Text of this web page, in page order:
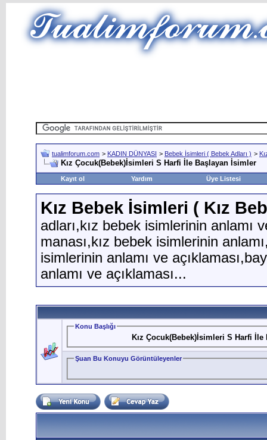
tualimforum.com > KADIN DÜNYASI > Bebek İsimleri ( Bebek Adları ) >
Kız Çocuk(Bebek)İsimleri S Harfi İle Başlayan İsimler
Kayıt ol Yardım Üye Listesi
Kız Bebek İsimleri ( Kız
adları,kız bebek isimlerinin anlamı
manası,kız bebek isimlerinin
isimlerinin anlamı ve
anlamı ve açıklaması...
Konu Başlığı
Kız Çocuk(Bebek)İsimleri S Harfi
Şuan Bu Konuyu Görüntüleyenler